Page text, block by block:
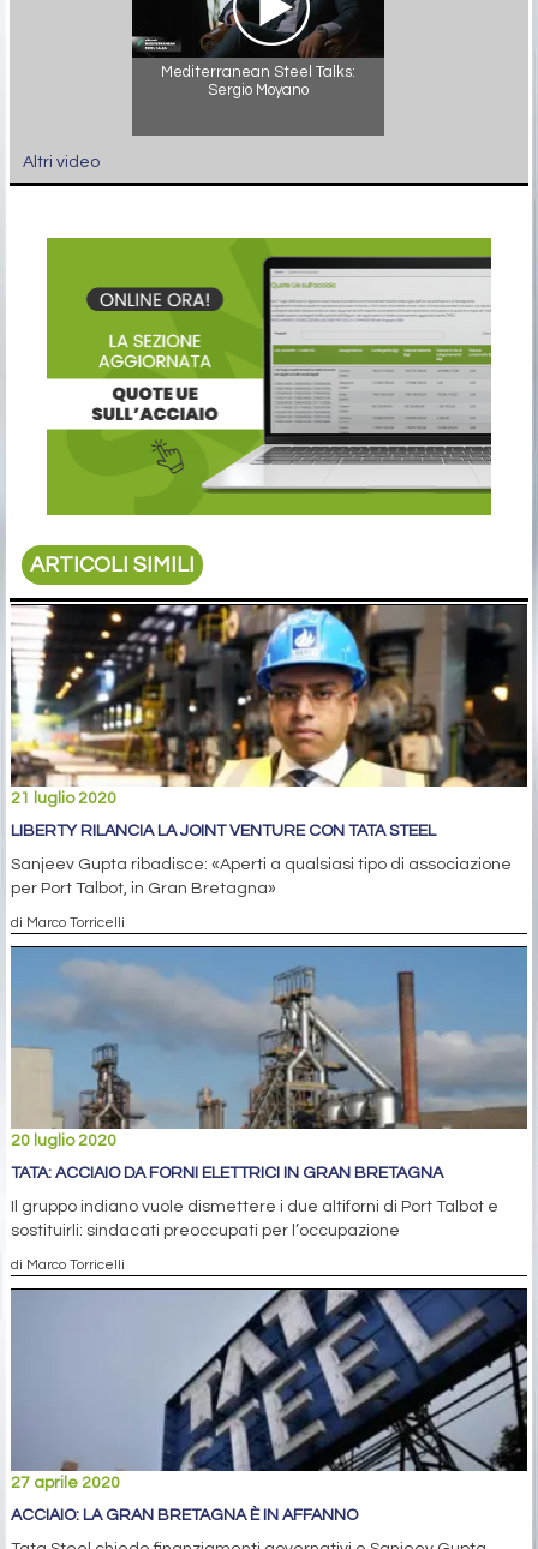
Mediterranean Steel Talks:
Sergio Moyano
Altri video
ARTICOLI SIMILI
21 luglio 2020
LIBERTY RILANCIA LA JOINT VENTURE CON TATA STEEL
Sanjeev Gupta ribadisce: «Aperti a qualsiasi tipo di associazione
per Port Talbot, in Gran Bretagna»
di Marco Torricelli
20 luglio 2020
TATA: ACCIAIO DA FORNI ELETTRICI IN GRAN BRETAGNA
Il gruppo indiano vuole dismettere i due altiforni di Port Talbot e
sostituirli: sindacati preoccupati per l’occupazione
di Marco Torricelli
27 aprile 2020
ACCIAIO: LA GRAN BRETAGNA È IN AFFANNO